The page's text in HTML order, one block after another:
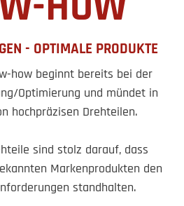
- OPTIMALE PRODUKTE
how beginnt bereits bei der
Optimierung und mündet in
hochpräzisen Drehteilen.
sind stolz darauf, dass
Markenprodukten den
standhalten.